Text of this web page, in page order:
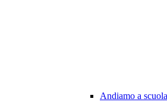
Andiamo a